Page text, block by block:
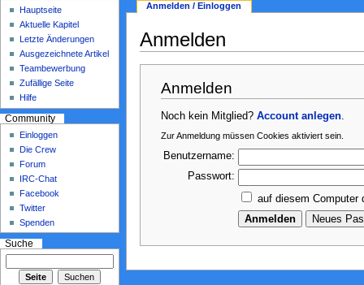
Anmelden
Anmelden
Noch kein Mitglied?Account anlegen
Zur Anmeldung müssen Cookies aktiviert sein.
Benutzername:
Passwort:
auf diesem Computer
Anmelden / Einloggen
Hauptseite
Aktuelle Kapitel
Letzte Änderungen
Ausgezeichnete Artikel
Teambewerbung
Zufällige Seite
Hilfe
Community
Einloggen
Die Crew
Forum
IRC-Chat
Facebook
Twitter
Spenden
Suche